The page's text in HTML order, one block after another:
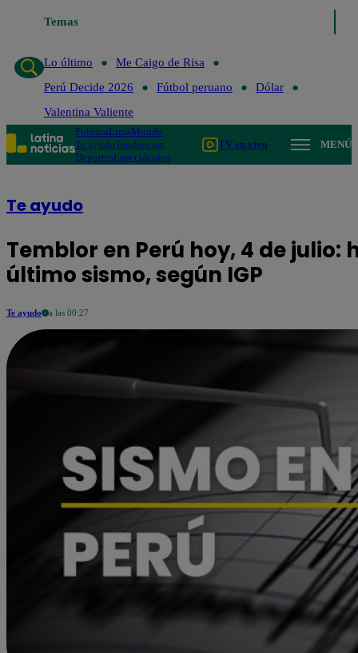
Temas
Lo último
Lo último
Me Caigo de Risa
Perú Decide 2026
Fútbol peruano
Dólar
Valentina Valiente
PolíticaLimaMundo
Te ayudoTendencias
DeportesEspectáculos
TV en vivo MENÚ
Te ayudo
Temblor en Perú hoy, 4 de
último sismo, según IGP
Te ayudo a las 00:27